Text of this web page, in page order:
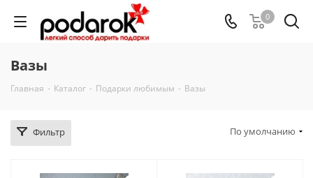
0
Вазы
Главная - Каталог - Подарки любимым - Вазы
Фильтр По умолчанию